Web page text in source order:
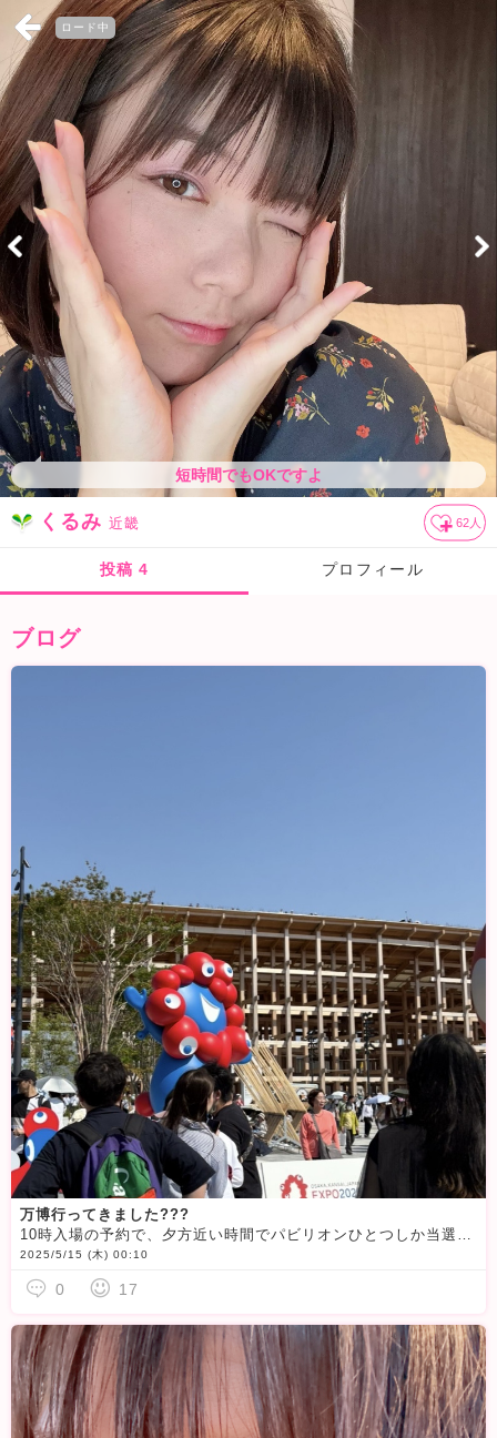
ロード中
短時間でもOKですよ
くるみ 近畿 62 人
投稿 4 プロフィール
ブログ
万博行ってきました???
10時入場の予約で、夕方近い時間でパビリオンひとつしか当選してなくて正直その時間まで居られるかどうかの心配をしていたのですが全然いけました！
2025/5/15 (木) 00:10
0 17